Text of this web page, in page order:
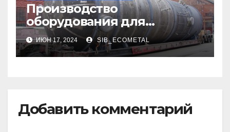
Производство
оборудования для
нефтегазового комплекса,
нефтехимии, химии и
промышленности
ИЮН 17, 2024 SIB_ECOMETAL
Добавить комментарий